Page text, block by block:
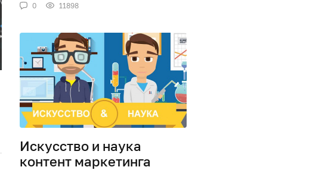
0 11898
Искусство и наука
контент маркетинга